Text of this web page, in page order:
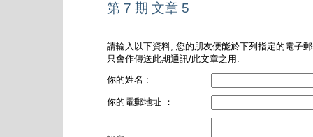
第 7 期 文章 5
請輸入以下資料, 您的朋友便能於下列指定的電子
只會作傳送此期通訊/此文章之用.
你的姓名 :
你的電郵地址 ：